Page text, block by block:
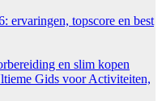
ervaringen, topscore en best
en slim kopen
Gids voor Activiteiten,